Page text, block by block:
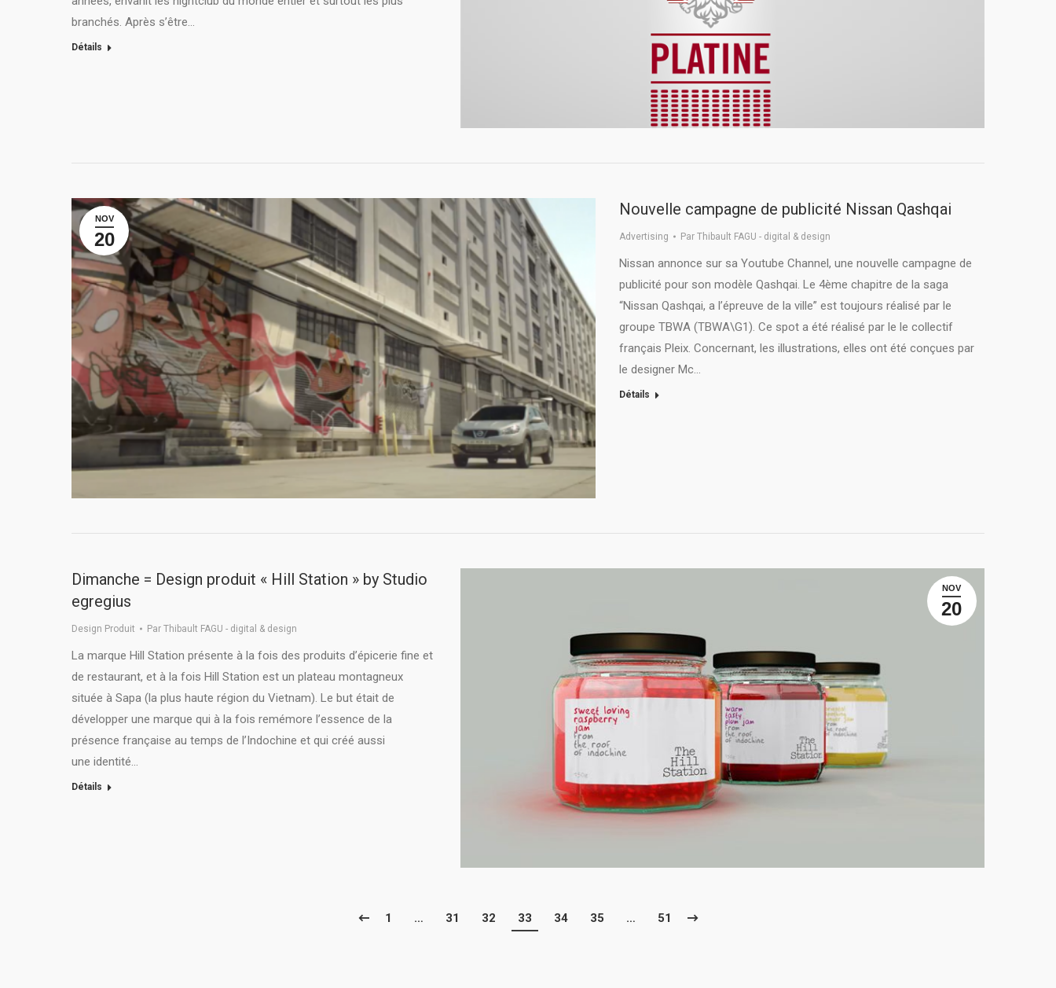
branchés. Après s’être…
Détails
NOV
20
Nouvelle campagne de publicité Nissan Qashqai
Advertising ParThibault FAGU - digital & design
Nissan annonce sur sa Youtube Channel, une nouvelle campagne de
publicité pour son modèle Qashqai. Le 4ème chapitre de la saga
“Nissan Qashqai, a l’épreuve de la ville” est toujours réalisé par le
groupe TBWA (TBWA\G1). Ce spot a été réalisé par le le collectif
français Pleix. Concernant, les illustrations, elles ont été conçues par
le designer Mc…
Détails
Dimanche = Design produit « Hill Station » by Studio
egregius
Design Produit Par Thibault FAGU - digital & design
La marque Hill Station présente à la fois des produits d’épicerie fine et
de restaurant, et à la fois Hill Station est un plateau montagneux
située à Sapa (la plus haute région du Vietnam). Le but était de
développer une marque qui à la fois remémore l’essence de la
présence française au temps de l’Indochine et qui créé aussi
une identité…
Détails
NOV
20
1 … 31 32 33 34 35 … 51